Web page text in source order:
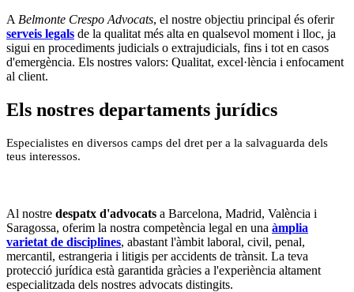
A Belmonte Crespo Advocats, el nostre objectiu principal és oferir
serveis legals de la qualitat més alta en qualsevol moment i lloc, ja
sigui en procediments judicials o extrajudicials, fins i tot en casos
d'emergència. Els nostres valors: Qualitat, excel·lència i enfocament
al client.
Els nostres departaments jurídics
Especialistes en diversos camps del dret per a la salvaguarda dels
teus interessos.
Al nostre despatx d'advocats a Barcelona, Madrid, València i
Saragossa, oferim la nostra competència legal en una àmplia
varietat de disciplines, abastant l'àmbit laboral, civil, penal,
mercantil, estrangeria i litigis per accidents de trànsit. La teva
protecció jurídica està garantida gràcies a l'experiència altament
especialitzada dels nostres advocats distingits.